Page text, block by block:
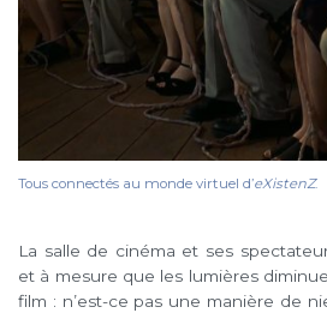
Tous connectés au monde virtuel d’eXistenZ.
La salle de cinéma et ses
et à mesure que les lumières
film : n’est-ce pas une manière de